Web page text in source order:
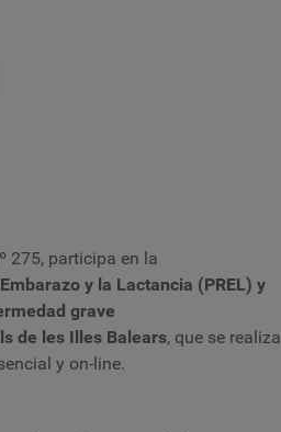
275, participa en la
y la Lactancia (PREL) y
grave
de les Illes Balears, que se realiza
y on-line.